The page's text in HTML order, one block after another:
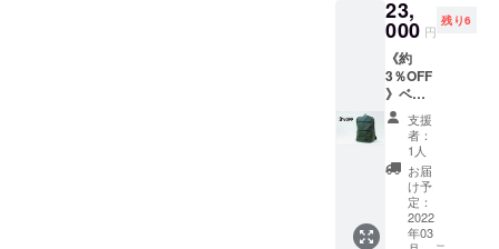
料） ※
実際の
色味は
ディス
プレイ
や写真
撮影環
境によ
り違っ
て見え
る場合
があり
ます。
23,
000 円
残り6
《約
3％OFF
》ベビ
サポ
バッ
グ
カーキ1
個 ＋ お
礼の手
紙 一般
販売価
支援
者：
1人
お届
け予
定：
2022
年03